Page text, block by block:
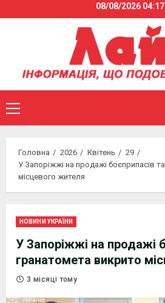
to
08/08/2026
Primary
Menu
Головна 2026 Квітень
29
У Запоріжжі на продажі боєприпасів
місцевого жителя
НОВИНИ УКРАЇНИ
У Запоріжжі на продажі
гранатомета викрито
3 місяці тому